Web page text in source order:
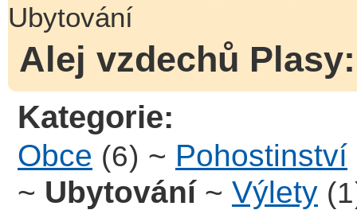
Ubytování
Alej vzdechů
Kategorie:
Obce (6) ~ Pohostinství
~ Ubytování~ Výlety